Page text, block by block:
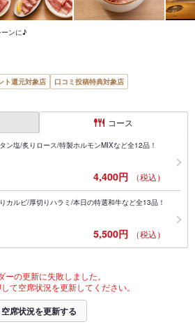
ンに♪
ト還元対象店
口コミ投稿特典対象店
コース
ン塩/炙りロース/特製ホルモンMIXなど全12品！
4,400円 （税込）
カルビ/厚切りハラミ/本日の特選和牛など全13品！
5,500円 （税込）
ーの更新に失敗しました。
て空席状況を更新してください。
空席状況を更新する